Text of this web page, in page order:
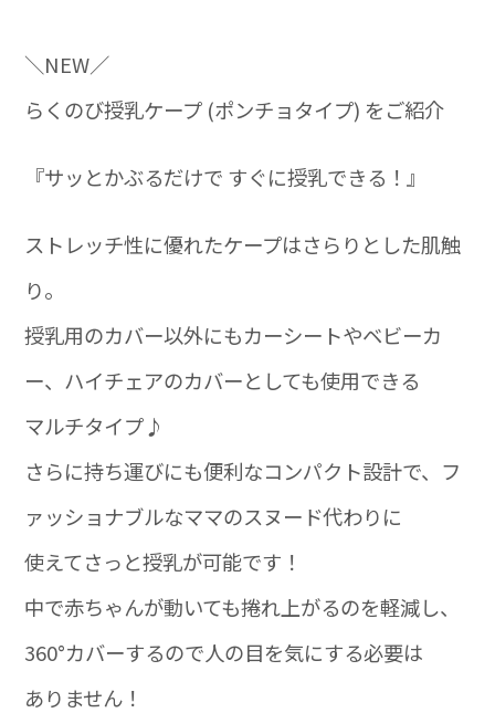
＼NEW／
らくのび授乳ケープ (ポンチョタイプ) をご紹介
『サッとかぶるだけで すぐに授乳できる！』
ストレッチ性に優れたケープはさらりとした肌触
り。
授乳用のカバー以外にもカーシートやベビーカ
ー、ハイチェアのカバーとしても使用できる
マルチタイプ♪
さらに持ち運びにも便利なコンパクト設計で、フ
ァッショナブルなママのスヌード代わりに
使えてさっと授乳が可能です！
中で赤ちゃんが動いても捲れ上がるのを軽減し、
360°カバーするので人の目を気にする必要は
ありません！